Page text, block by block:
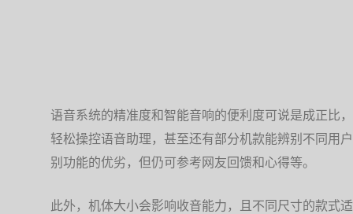
语音系统的精准度和智能音响的便利度可说是成正比
轻松操控语音助理，甚至还有部分机款能辨别不同用
别功能的优劣，但仍可参考网友回馈和心得等。
此外，机体大小会影响收音能力，且不同尺寸的款式